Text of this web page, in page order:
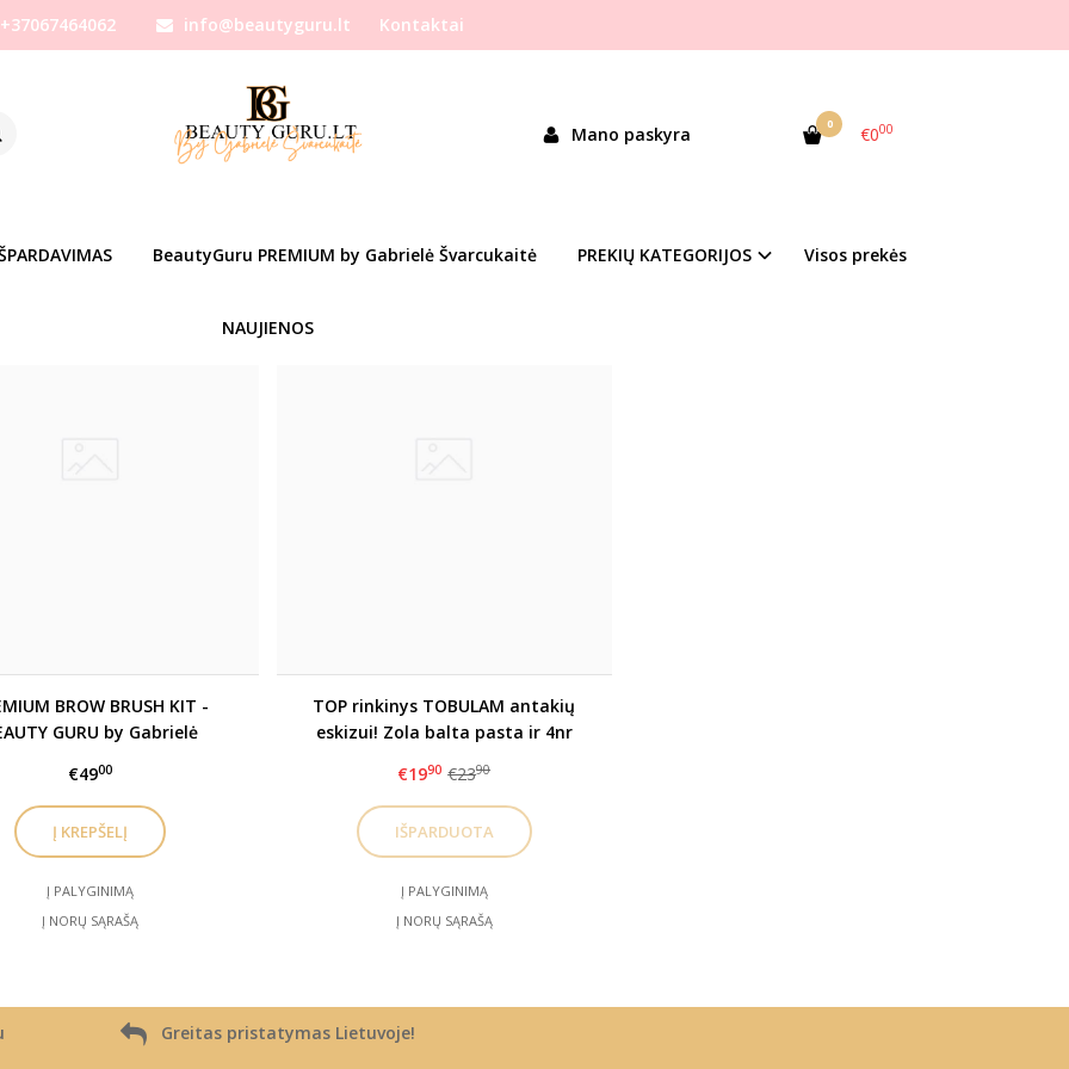
+37067464062 info@beautyguru.lt Kontaktai
Mano paskyra 0 €000
BeautyGuru PREMIUM by Gabrielė Švarcukaitė PREKIŲ KATEGORIJOS Visos prekės
NAUJIENOS
ŠVARCUKAITĖ
Populiari
BROW BRUSH KIT -
GURU by Gabrielė
€4900
Į PALYGINIMĄ
Į NORŲ SĄRAŠĄ
-17%
TOP rinkinys TOBULAM antakių
eskizui! Zola balta pasta ir 4nr
€1990 €2390
Į PALYGINIMĄ
Į NORŲ SĄRAŠĄ
Greitas pristatymas Lietuvoje!